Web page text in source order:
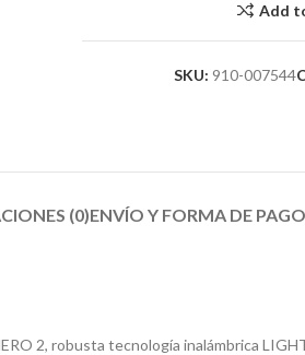
Add
SKU: 910-007544
(0)ENVÍO Y FORMA DE
2, robusta tecnología inalámbrica